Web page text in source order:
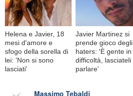
Helena e Javier, 18
mesi d'amore e
sfogo della sorella di
lei: 'Non si sono
lasciati'
Javier Martinez si
prende gioco degli
haters: 'È gente in
difficoltà, lasciateli
parlare'
Massimo Tebaldi